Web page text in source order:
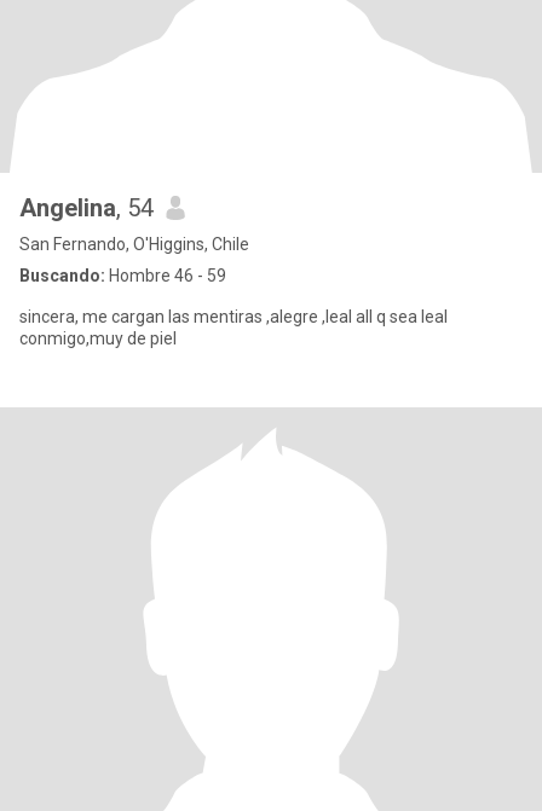
Angelina, 54
San Fernando, O'Higgins, Chile
Buscando: Hombre 46 - 59
sincera, me cargan las mentiras ,alegre ,leal all q sea leal
conmigo,muy de piel